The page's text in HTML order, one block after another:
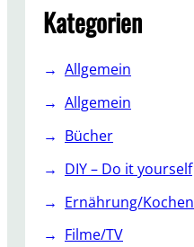
Kategorien
Allgemein
Allgemein
Bücher
DIY – Do it yourself
Ernährung/Kochen
Filme/TV